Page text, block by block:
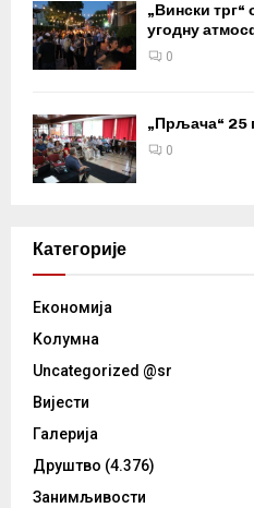
„Вински
угодну
0
„Прљача“ 25
0
Категорије
Eкономија
Kолумнa
Uncategorized @sr
Вијести
Галерија
Друштво (4.376)
Занимљивости